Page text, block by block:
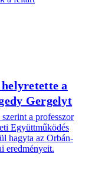
a
Gergelyt
a professzor
Együttműködés
hagyta az Orbán-
eredményeit.